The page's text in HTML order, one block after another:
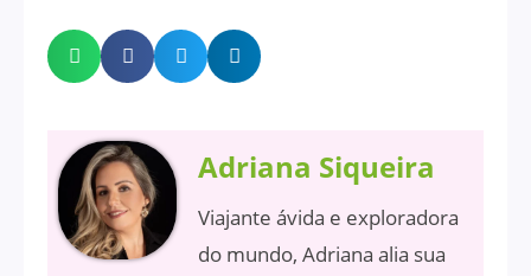
Adriana Siqueira
Viajante ávida e exploradora
do mundo, Adriana alia sua